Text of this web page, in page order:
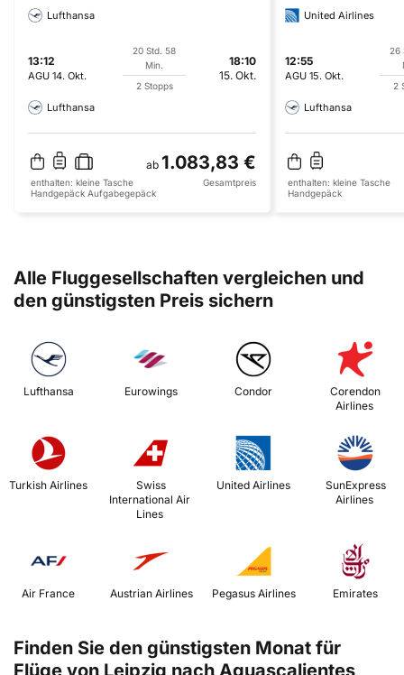
Lufthansa
13:12
AGU 14. Okt.
20 Std. 58
Min.
2 Stopps
18:10
15. Okt.
Lufthansa
ab 1.083,83 €
enthalten: kleine Tasche
Handgepäck Aufgabegepäck
Gesamtpreis
United Airlines
12:55
AGU 15. Okt.
26
2
Lufthansa
enthalten: kleine Tasche
Handgepäck
Alle Fluggesellschaften vergleichen und
den günstigsten Preis sichern
Lufthansa Eurowings Condor
Corendon
Airlines
Turkish Airlines
International Air
Lines
United Airlines
Airlines
Air France Austrian Airlines Emirates
Finden Sie den günstigsten Monat für
Flüge von Leipzig nach Aguascalientes